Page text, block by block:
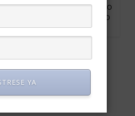
del mundo pequeño
y la generación del milenio
marzo 10, 2014 0
YA